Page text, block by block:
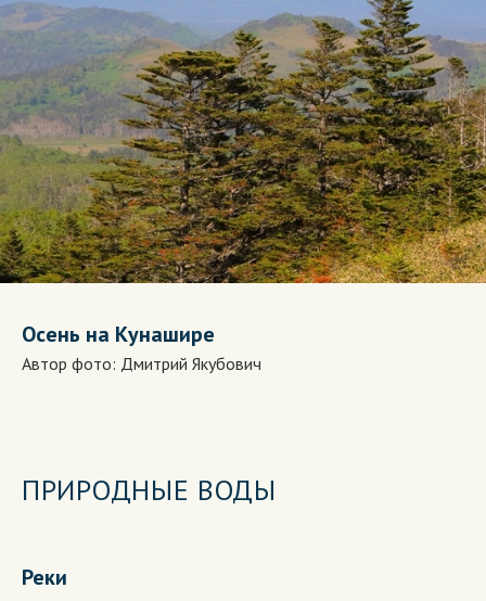
Осень на Кунашире
Автор фото: Дмитрий Якубович
ПРИРОДНЫЕ ВОДЫ
Реки